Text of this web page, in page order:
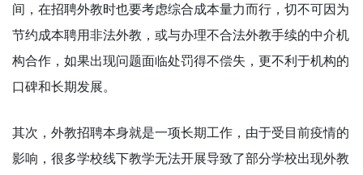
间，在招聘外教时也要考虑综合成本量力而行，切不可因为
节约成本聘用非法外教，或与办理不合法外教手续的中介机
构合作，如果出现问题面临处罚得不偿失，更不利于机构的
口碑和长期发展。
其次，外教招聘本身就是一项长期工作，由于受目前疫情的
影响，很多学校线下教学无法开展导致了部分学校出现外教